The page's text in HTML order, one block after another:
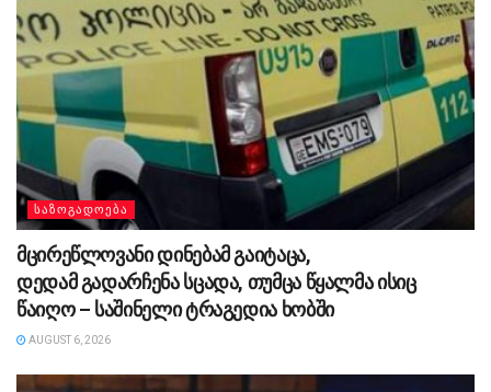
ᲡᲐᲖᲝᲒᲐᲓᲝᲔᲑᲐ
მცირეწლოვანი დინებამ გაიტაცა,
დედამ გადარჩენა სცადა, თუმცა წყალმა ისიც
წაიღო – საშინელი ტრაგედია ხობში
AUGUST 6, 2026